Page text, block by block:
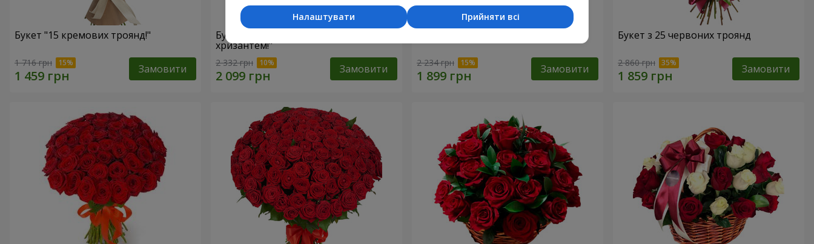
Букет "15 кремових троянд!"
1 716 грн Замовити
Букет"15 різнокольорових
хризантем!"
2 332 грн Замовити 2 234 грн Замовити
Букет з 25 червоних троянд
2 860 грн Замовити
Прийняти всі
Налаштувати